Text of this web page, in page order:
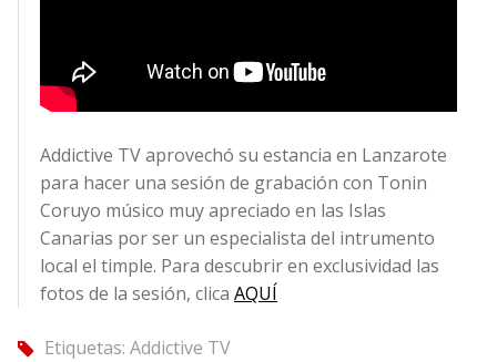
Addictive TV aprovechó su estancia en Lanzarote
para hacer una sesión de grabación con Tonin
Coruyo músico muy apreciado en las Islas
Canarias por ser un especialista del intrumento
local el timple. Para descubrir en exclusividad las
fotos de la sesión, clica AQUÍ
tag Etiquetas: Addictive TV